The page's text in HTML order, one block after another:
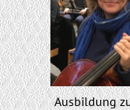
Ausbildung